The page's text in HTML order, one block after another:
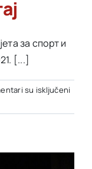
за спорт и
[...]
su isključeni